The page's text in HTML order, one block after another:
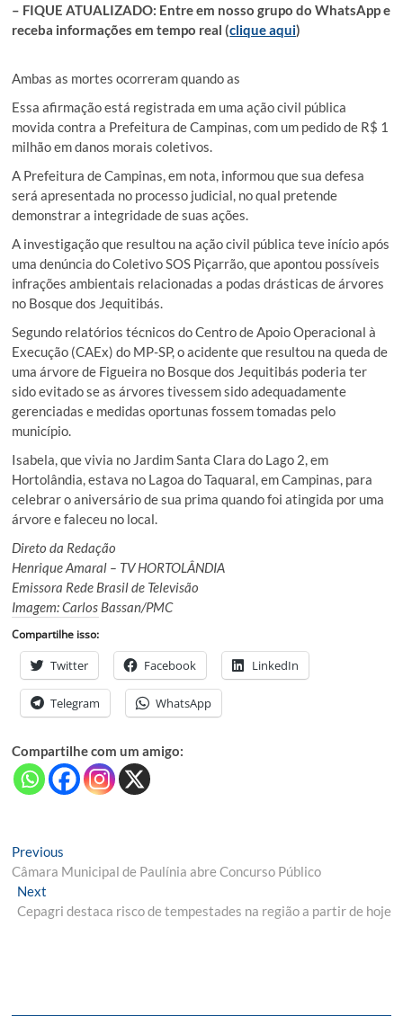
– FIQUE ATUALIZADO: Entre em nosso grupo do WhatsApp e
receba informações em tempo real (clique aqui)
Ambas as mortes ocorreram quando as
Essa afirmação está registrada em uma ação civil pública
movida contra a Prefeitura de Campinas, com um pedido de R$ 1
milhão em danos morais coletivos.
A Prefeitura de Campinas, em nota, informou que sua defesa
será apresentada no processo judicial, no qual pretende
demonstrar a integridade de suas ações.
A investigação que resultou na ação civil pública teve início após
uma denúncia do Coletivo SOS Piçarrão, que apontou possíveis
infrações ambientais relacionadas a podas drásticas de árvores
no Bosque dos Jequitibás.
Segundo relatórios técnicos do Centro de Apoio Operacional à
Execução (CAEx) do MP-SP, o acidente que resultou na queda de
uma árvore de Figueira no Bosque dos Jequitibás poderia ter
sido evitado se as árvores tivessem sido adequadamente
gerenciadas e medidas oportunas fossem tomadas pelo
município.
Isabela, que vivia no Jardim Santa Clara do Lago 2, em
Hortolândia, estava no Lagoa do Taquaral, em Campinas, para
celebrar o aniversário de sua prima quando foi atingida por uma
árvore e faleceu no local.
Direto da Redação
Henrique Amaral – TV HORTOLÂNDIA
Emissora Rede Brasil de Televisão
Imagem: Carlos Bassan/PMC
Compartilhe isso:
Twitter Facebook LinkedIn
Telegram WhatsApp
Compartilhe com um amigo:
Navegação
de
Post
Previous
post:
Câmara Municipal de Paulínia abre Concurso Público
NextNext
post:
Cepagri destaca risco de tempestades na região a partir de hoje